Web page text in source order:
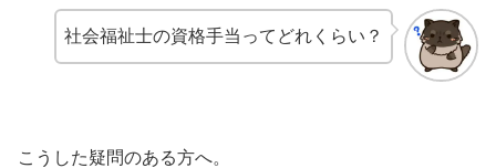
社会福祉士の資格手当ってどれくらい？
こうした疑問のある方へ。